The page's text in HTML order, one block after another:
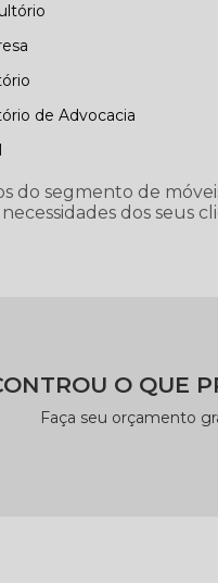
de Advocacia
do segmento de
dos seus
O QUE
Faça seu orçamento